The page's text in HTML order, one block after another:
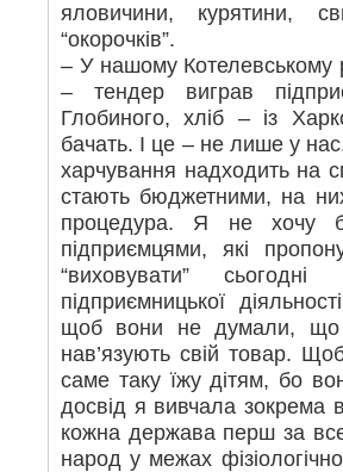
яловичини, курятини,
“окорочків”.
– У нашому Котелевському
– тендер виграв
Глобиного, хліб – із
бачать. І це – не лише у
харчування надходить на
стають бюджетними, на
процедура. Я не хочу
підприємцями, які
“виховувати”
підприємницької
щоб вони не думали, що
нав’язують свій товар.
саме таку їжу дітям, бо
досвід я вивчала зокрема
кожна держава перш за
народ у межах